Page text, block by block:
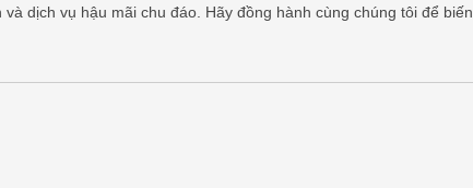
dịch vụ hậu mãi chu đáo. Hãy đồng hành cùng chúng tôi để biến